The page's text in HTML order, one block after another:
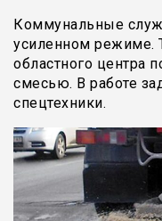
Коммунальные
усиленном режиме.
областного центра
смесью. В работе
спецтехники.